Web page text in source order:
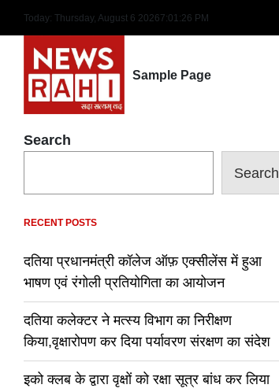
content
Today: Thursday, August 6 20267:01 :27 PM
Sample Page
Search
Search
RECENT POSTS
दतिया प्रधानमंत्री कॉलेज ऑफ़ एक्सीलेंस में हुआ
भाषण एवं रंगोली प्रतियोगिता का आयोजन
दतिया कलेक्टर ने मत्स्य विभाग का निरीक्षण
किया,वृक्षारोपण कर दिया पर्यावरण संरक्षण का संदेश
इको क्लब के द्वारा वृक्षों को रक्षा सूत्र बांध कर लिया